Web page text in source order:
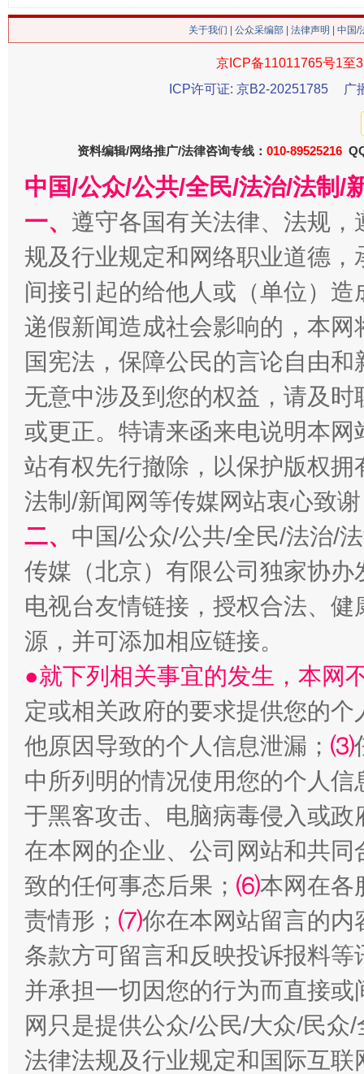
这是一记警钟！ 谢
在谋一域中谋全局
今
魏明亮
“刷贴”乱象丛生
生
揭批美国五大"原罪" "炒
关于我们 公众采编部 法律声明 | 中国
京ICP备11011765号1至
ICP许可证: 京B2-20251785
广
资料编辑/网络推广/法律咨询专线： 010-89525216
中国/公众/公共/全民/法治/法制/
一、 遵守各国有关法律、法规
规及行业规定和网络职业道德
间接引起的给他人或（单位）
递假新闻造成社会影响的，本
国宪法，保障公民的言论自由
无意中涉及到您的权益，请及
或更正。特请来函来电说明本
站有权先行撤除，以保护版权
法制/新闻网等传媒网站衷心致
二、 中国/公众/公共/全民/法治/
传媒（北京）有限公司独家协
电视台友情链接，授权合法、
源，并可添加相应链接。
●就下列相关事宜的发生，本网
定或相关政府的要求提供您的个
他原因导致的个人信息泄漏； ⑶
中所列明的情况使用您的个人
于黑客攻击、电脑病毒侵入或
在本网的企业、公司网站和共
致的任何事态后果； ⑹本网在各
责情形； ⑺你在本网站留言的内
条款方可留言和反映投诉报料
并承担一切因您的行为而直接
网只是提供公众/公民/大众/民
法律法规及行业规定和国际互